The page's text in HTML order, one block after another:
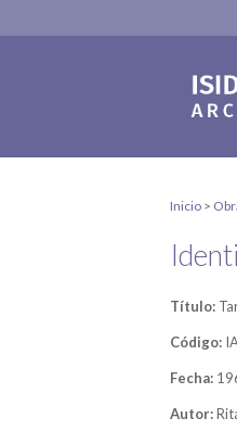
Inicio >
Título:
Código:
Fecha:
Autor: